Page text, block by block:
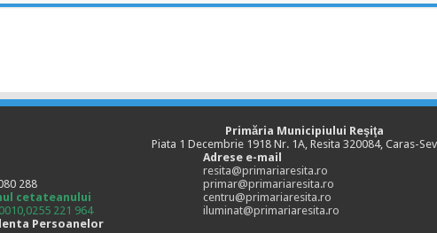
Primăria Municipiului Reşiţa
Piata 1 Decembrie 1918 Nr. 1A, Resita 320084, Caras-
288
cetateanului
221 964
Adrese e-mail
resita@primariaresita.ro
primar@primariaresita.ro
centru@primariaresita.ro
iluminat@primariaresita.ro
Persoanelor